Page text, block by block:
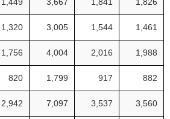
1,320 3,005 1,544 1,461
1,756 4,004 2,016 1,988
820 1,799 917 882
2,942 7,097 3,537 3,560